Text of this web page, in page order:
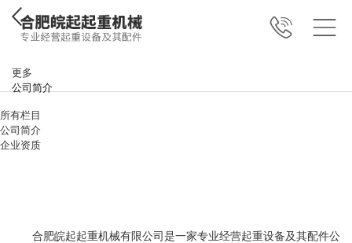
更多
公司简介
所有栏目
公司简介
企业资质
合肥皖起起重机械有限公司是一家专业经营起重设备及其配件公